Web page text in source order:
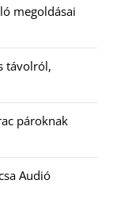
megoldásai
távolról,
pároknak
Audió